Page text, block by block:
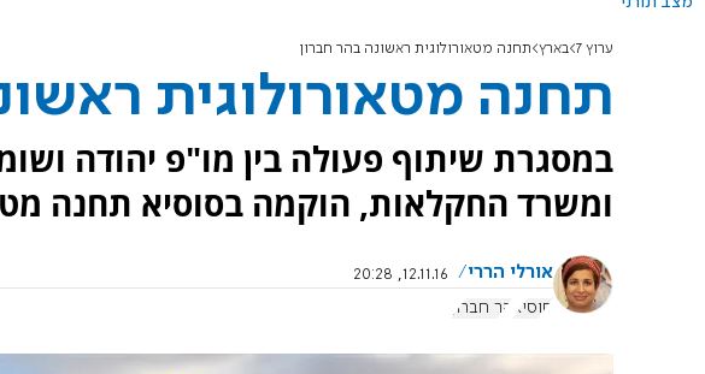
ערוץ 7 בארץ תחנה מטאורולוגית ראשונה בהר חברון
תחנה מטאורולוגית
במסגרת שיתוף פעולה בין מו"פ יהודה
ומשרד החקלאות, הוקמה בסוסיא תחנה
אורלי הררי
12.11.16, 20:28
סוסיא הר חברון